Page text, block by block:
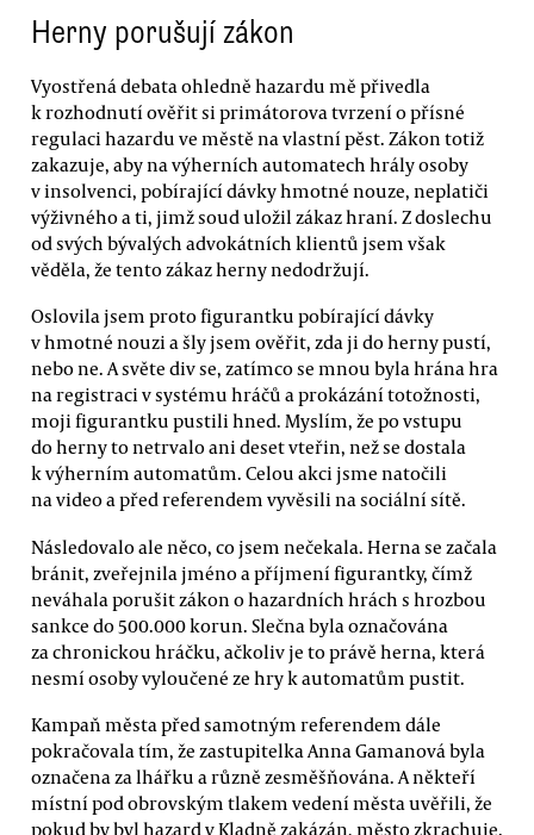
Herny porušují zákon
Vyostřená debata ohledně hazardu mě přivedla
k rozhodnutí ověřit si primátorova tvrzení o přísné
regulaci hazardu ve městě na vlastní pěst. Zákon totiž
zakazuje, aby na výherních automatech hrály osoby
v insolvenci, pobírající dávky hmotné nouze, neplatiči
výživného a ti, jimž soud uložil zákaz hraní. Z doslechu
od svých bývalých advokátních klientů jsem však
věděla, že tento zákaz herny nedodržují.
Oslovila jsem proto figurantku pobírající dávky
v hmotné nouzi a šly jsem ověřit, zda ji do herny pustí,
nebo ne. A světe div se, zatímco se mnou byla hrána hra
na registraci v systému hráčů a prokázání totožnosti,
moji figurantku pustili hned. Myslím, že po vstupu
do herny to netrvalo ani deset vteřin, než se dostala
k výherním automatům. Celou akci jsme natočili
na video a před referendem vyvěsili na sociální sítě.
Následovalo ale něco, co jsem nečekala. Herna se začala
bránit, zveřejnila jméno a příjmení figurantky, čímž
neváhala porušit zákon o hazardních hrách s hrozbou
sankce do 500.000 korun. Slečna byla označována
za chronickou hráčku, ačkoliv je to právě herna, která
nesmí osoby vyloučené ze hry k automatům pustit.
Kampaň města před samotným referendem dále
pokračovala tím, že zastupitelka Anna Gamanová byla
označena za lhářku a různě zesměšňována. A někteří
místní pod obrovským tlakem vedení města uvěřili, že
pokud by byl hazard v Kladně zakázán, město zkrachuje.